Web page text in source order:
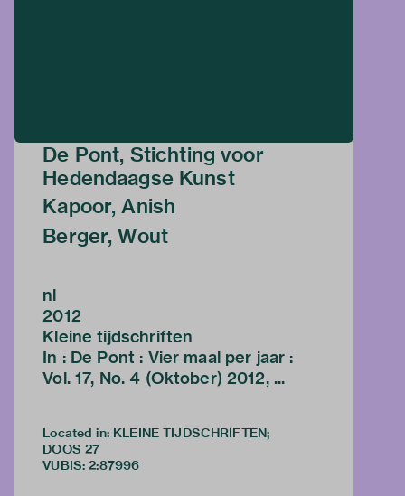
De Pont, Stichting voor
Hedendaagse Kunst
Kapoor, Anish
Berger, Wout
nl
2012
Kleine tijdschriften
In : De Pont : Vier maal per jaar :
Vol. 17, No. 4 (Oktober) 2012, ...
Located in: KLEINE TIJDSCHRIFTEN;
DOOS 27
VUBIS: 2:87996